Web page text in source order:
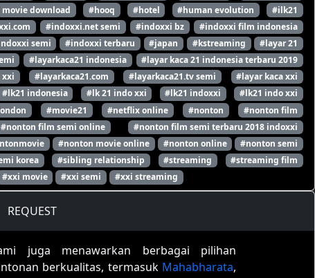
download #hooq #hotel #human evolution
#ilk21
#indoxxi.net semi #indoxxi bz
#indoxxi film indonesia
semi #indoxxi terbaru #japan #kstreaming
#layar 21
#layarkaca21 indonesia
#layar kaca 21 indonesia terbaru 2019
xxi #layarkaca21.com #layarkaca21.tv semi
#layar kaca xxi
#lk21 indonesia #lk 21 indo xxi #lk21 indoxxi
#lk21 indo xxi
#movie21 #netflix online #nonton
#nonton film
#nonton film semi online
#nonton film semi terbaru 2018 indoxxi
#nonton movie online #nonton online
#nonton semi
korea #sibling relationship #streaming
#streaming film
#xxi movie #xxi semi #xxi streaming
REQUEST
juga menawarkan berbagai pilihan
berkualitas, termasuk Mahabharata,